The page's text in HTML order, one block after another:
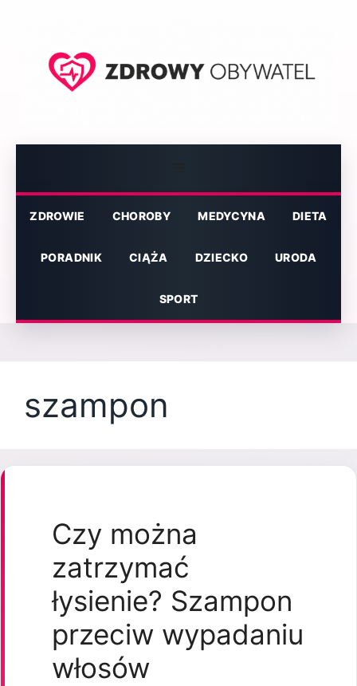
ZDROWIE CHOROBY MEDYCYNA DIETA
PORADNIK CIĄŻA DZIECKO URODA
SPORT
szampon
Czy można
zatrzymać
łysienie? Szampon
przeciw wypadaniu
włosów